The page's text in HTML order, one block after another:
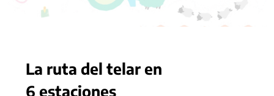
La ruta del telar en
6 estaciones